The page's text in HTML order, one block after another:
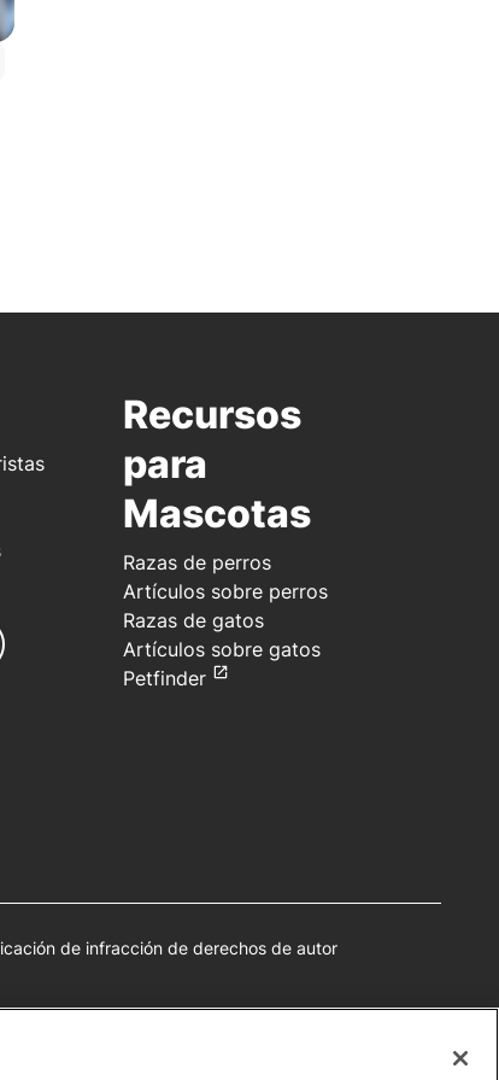
Recursos
para
Mascotas
Razas de perros
Artículos sobre perros
Razas de gatos
Artículos sobre gatos
Petfinder
de infracción de derechos de autor